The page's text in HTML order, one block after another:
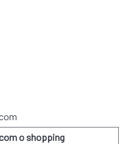
o shopping